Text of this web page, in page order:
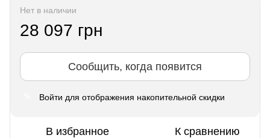
Нет в наличии
28 097 грн
Сообщить, когда появится
Войти для отображения накопительной скидки
В избранное К сравнению